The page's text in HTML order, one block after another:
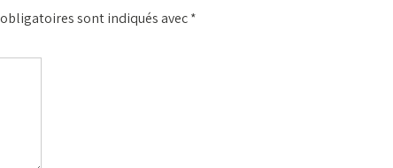
sont indiqués avec*